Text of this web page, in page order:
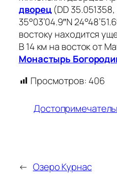
дворец(DD 35.051358,
35°03’04.9″N
востоку находится
В 14 км на восток от
Монастырь
Просмотров: 406
← Озеро Курнас